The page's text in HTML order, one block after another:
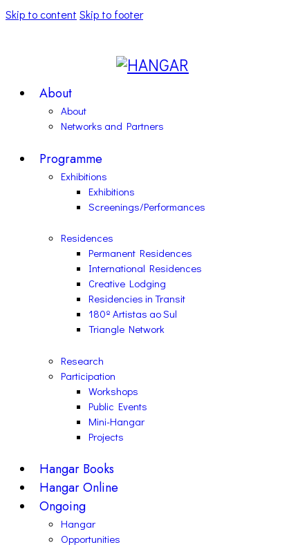
Skip to content Skip to footer
About
About
Networks and Partners
Programme
Exhibitions
Exhibitions
Screenings/Performances
Residences
Permanent Residences
International Residences
Creative Lodging
Residencies in Transit
180º Artistas ao Sul
Triangle Network
Research
Participation
Workshops
Public Events
Mini-Hangar
Projects
Hangar Books
Hangar Online
Ongoing
Hangar
Opportunities